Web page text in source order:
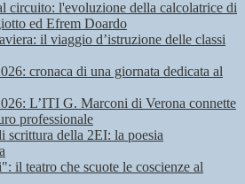
circuito: l'evoluzione della calcolatrice di
ed Efrem Doardo
il viaggio d’istruzione delle classi
cronaca di una giornata dedicata al
L’ITI G. Marconi di Verona connette
professionale
scrittura della 2EI: la poesia
il teatro che scuote le coscienze al